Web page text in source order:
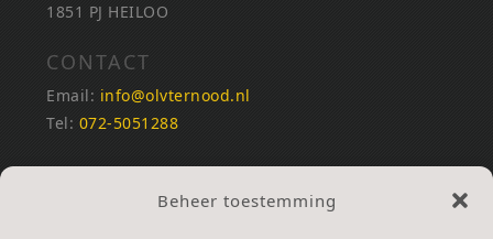
Beheer toestemming
1851 PJ HEILOO
CONTACT
Email: info@olvternood.nl
Tel: 072-5051288
REKENINGNUMMERS
NL25INGB0000672168